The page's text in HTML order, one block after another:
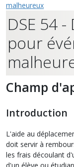
malheureux
DSE 54
pour
Champ
Introduction
L'aide au
doit servir à
les frais découlant